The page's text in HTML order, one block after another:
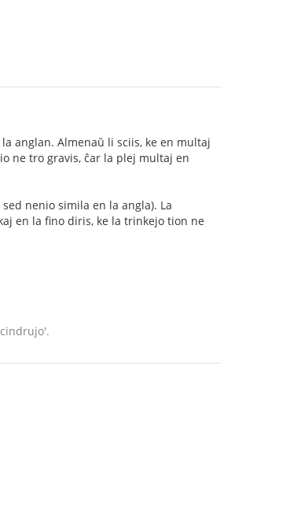
anglan. Almenaŭ li sciis, ke en multaj
ne tro gravis, ĉar la plej multaj en
nenio simila en la angla). La
en la fino diris, ke la trinkejo tion ne